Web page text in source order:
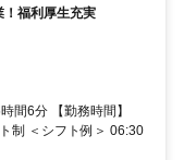
福利厚生充実
間6分 【勤務時間】
制 ＜シフト例＞ 06:30